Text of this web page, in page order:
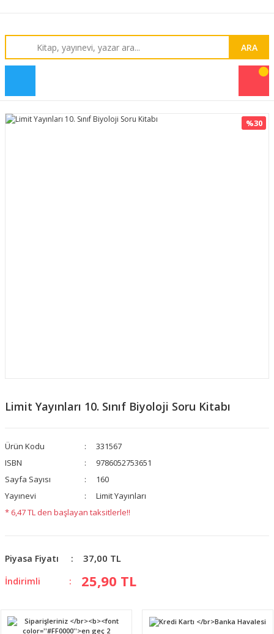
ARA
%30
Limit Yayınları 10. Sınıf Biyoloji Soru Kitabı
Ürün Kodu
331567
ISBN
9786052753651
Sayfa Sayısı
160
Yayınevi
Limit Yayınları
* 6,47 TL den başlayan taksitlerle!!
Piyasa Fiyatı 37,00 TL
İndirimli 25,90 TL